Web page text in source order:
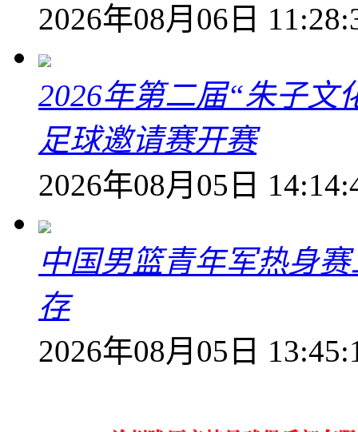
2026年08月06日
2026年第二届“朱子文
足球邀请赛开赛
2026年08月05日
中国男篮青年军热身
存
2026年08月05日